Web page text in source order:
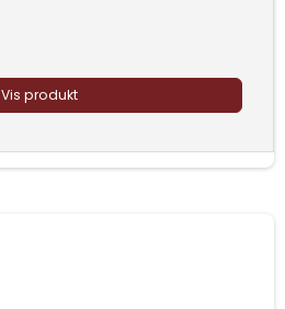
Vis produkt